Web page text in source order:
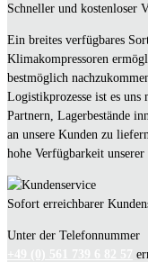
Schneller und kostenloser
Ein breites verfügbares
Klimakompressoren
bestmöglich
Logistikprozesse ist es
Partnern, Lagerbestände
an unsere Kunden zu
hohe Verfügbarkeit unserer
Sofort erreichbarer
Unter der Telefonnummer
+49 (0) 561 739 6 82 57